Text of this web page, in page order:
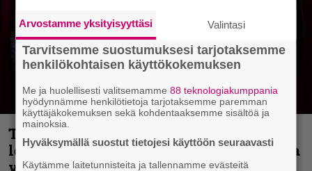
Thrash ’n’ roll -yhtye Madred ryydittää
levyjulkaisua keikkareissulla kuvatulla
videolla – ”Oltiin pakussa kusihädässä
Arvostamme yksityisyyttäsi Valintasi
Tarvitsemme suostumuksesi tarjotaksemme
henkilökohtaisen käyttökokemuksen
Me ja huolellisesti valitsemamme88 teknologiakumppania
hyödynnämme henkilötietoja tarjotaksemme paremman
käyttäjäkokemuksen sekä kohdentaaksemme sisältöä ja
mainoksia.
Hyväksymällä suostut tietojesi käyttöön seuraavasti
Käytämme laitetunnisteita ja tallennamme evästeitä